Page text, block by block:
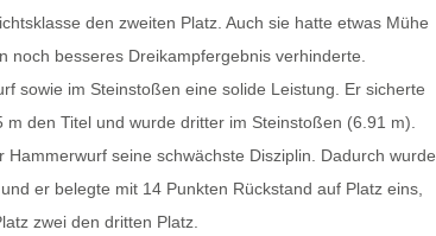
den zweiten Platz. Auch sie hatte etwas Mühe
noch besseres Dreikampfergebnis verhinderte.
sowie im Steinstoßen eine solide Leistung. Er sicherte
den Titel und wurde dritter im Steinstoßen (6.91 m).
Hammerwurf seine schwächste Disziplin. Dadurch wurde
er belegte mit 14 Punkten Rückstand auf Platz eins,
zwei den dritten Platz.